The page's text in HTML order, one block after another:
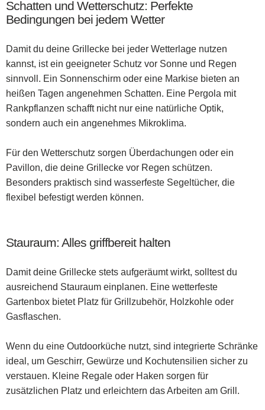
Schatten und Wetterschutz: Perfekte
Bedingungen bei jedem Wetter
Damit du deine Grillecke bei jeder Wetterlage nutzen
kannst, ist ein geeigneter Schutz vor Sonne und Regen
sinnvoll. Ein Sonnenschirm oder eine Markise bieten an
heißen Tagen angenehmen Schatten. Eine Pergola mit
Rankpflanzen schafft nicht nur eine natürliche Optik,
sondern auch ein angenehmes Mikroklima.
Für den Wetterschutz sorgen Überdachungen oder ein
Pavillon, die deine Grillecke vor Regen schützen.
Besonders praktisch sind wasserfeste Segeltücher, die
flexibel befestigt werden können.
Stauraum: Alles griffbereit halten
Damit deine Grillecke stets aufgeräumt wirkt, solltest du
ausreichend Stauraum einplanen. Eine wetterfeste
Gartenbox bietet Platz für Grillzubehör, Holzkohle oder
Gasflaschen.
Wenn du eine Outdoorküche nutzt, sind integrierte Schränke
ideal, um Geschirr, Gewürze und Kochutensilien sicher zu
verstauen. Kleine Regale oder Haken sorgen für
zusätzlichen Platz und erleichtern das Arbeiten am Grill.